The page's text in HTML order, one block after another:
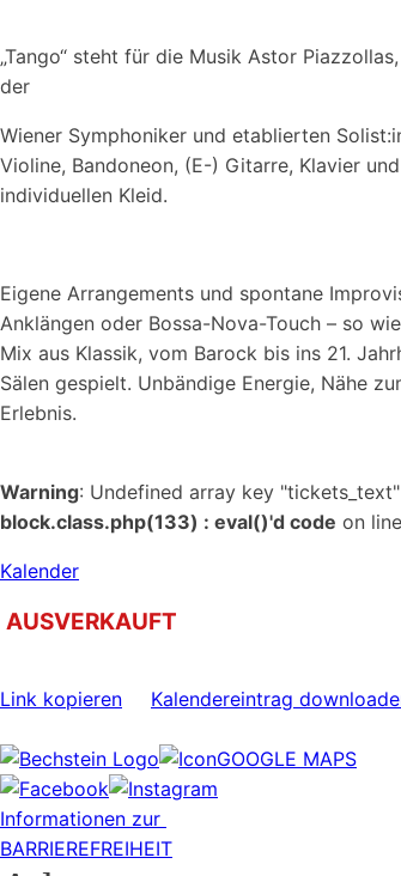
„Tango“ steht für die Musik Astor
der
Wiener Symphoniker und etablierten
Violine, Bandoneon, (E-) Gitarre, Klavier
individuellen Kleid.
Eigene Arrangements und spontane
Anklängen oder Bossa-Nova-Touch – so
Mix aus Klassik, vom Barock bis ins 21.
Sälen gespielt. Unbändige Energie, Nähe
Erlebnis.
Warning: Undefined array key
block.class.php(133) : eval()'d code on line
Kalender
AUSVERKAUFT
Link kopieren Kalendereintrag
GOOGLE MAPS
Informationen zur
BARRIEREFREIHEIT